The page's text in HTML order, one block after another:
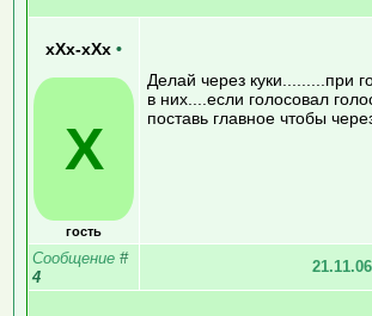
xXx-xXx •
X
гость
Делай через куки.........при
в них....если голосовал
поставь главное чтобы
Сообщение #
4